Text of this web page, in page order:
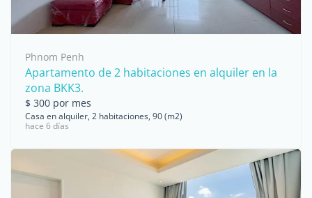
Phnom Penh
Apartamento de 2 habitaciones en alquiler en la
zona BKK3.
$ 300 por mes
Casa en alquiler, 2 habitaciones, 90 (m2)
hace 6 días